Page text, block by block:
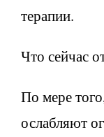
терапии.
Что сейчас
По мере
ослабляют